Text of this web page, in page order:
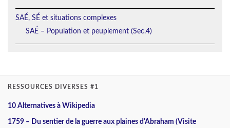
SAÉ, SÉ et situations complexes
SAÉ – Population et peuplement (Sec.4)
RESSOURCES DIVERSES #1
10 Alternatives à Wikipedia
1759 – Du sentier de la guerre aux plaines d'Abraham (Visite